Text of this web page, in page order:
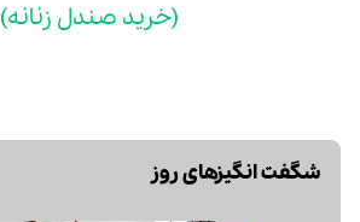
(خرید صندل زنانه)
شگفت انگیزهای روز